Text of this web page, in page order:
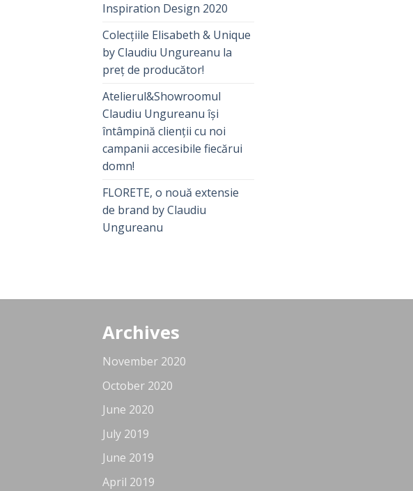
Inspiration Design 2020
Colecțiile Elisabeth & Unique
by Claudiu Ungureanu la
preț de producător!
Atelierul&Showroomul
Claudiu Ungureanu își
întâmpină clienții cu noi
campanii accesibile fiecărui
domn!
FLORETE, o nouă extensie
de brand by Claudiu
Ungureanu
Archives
November 2020
October 2020
June 2020
July 2019
June 2019
April 2019